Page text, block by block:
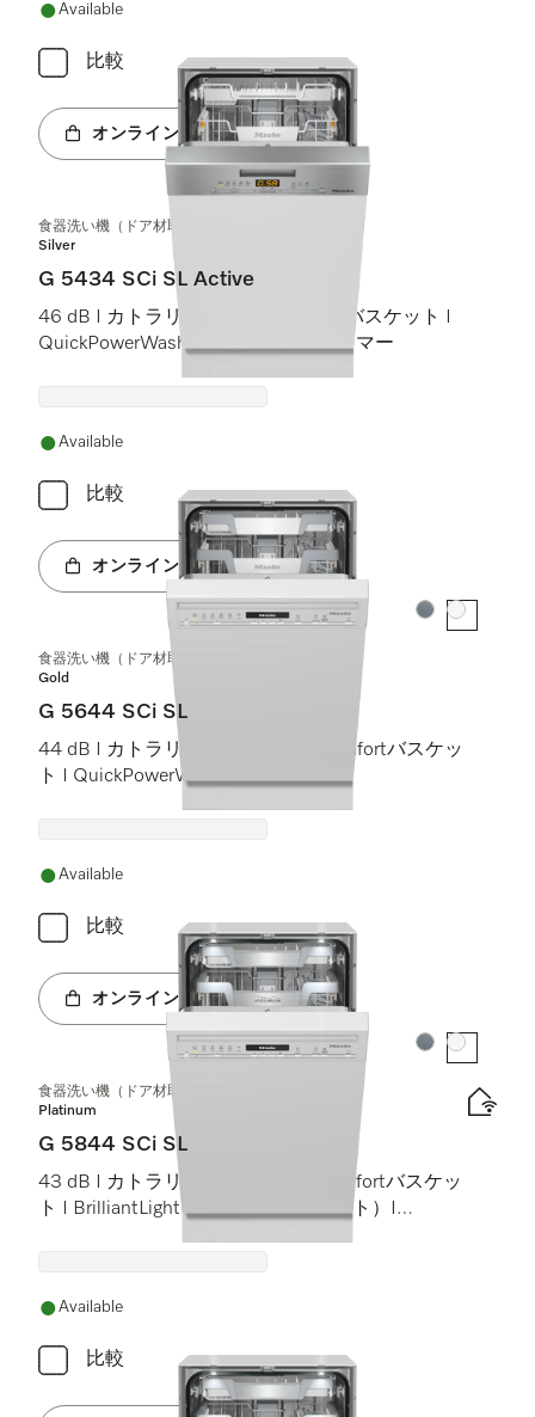
Available
比較
オンラインショップへ
食器洗い機（ドア材取付専用タイプ、45 cm）
Silver
G 5434 SCi SL Active
46 dB I カトラリートレイ I Comfortバスケット I
QuickPowerWash I スタート予約タイマー
Available
比較
オンラインショップへ
カラー:カラー:
食器洗い機（ドア材取付専用タイプ、45 cm）
Gold
G 5644 SCi SL
44 dB I カトラリートレイ I ExtraComfortバスケッ
ト I QuickPowerWash I AutoOpen
Available
比較
オンラインショップへ
カラー:カラー:
食器洗い機（ドア材取付専用タイプ、45 cm）
Platinum
G 5844 SCi SL
43 dB I カトラリートレイ I MaxiComfortバスケッ
ト I BrilliantLight（ブリリアントライト）I
Available
比較